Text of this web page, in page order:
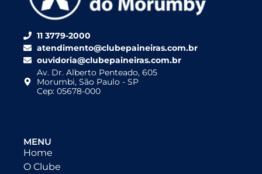
11 3779-2000
atendimento@clubepaineiras.com.br
ouvidoria@clubepaineiras.com.br
Av. Dr. Alberto Penteado, 605
Morumbi, São Paulo - SP
Cep: 05678-000
MENU
Home
O Clube